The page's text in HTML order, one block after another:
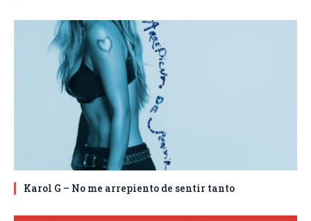
Karol G – No me arrepiento de sentir tanto